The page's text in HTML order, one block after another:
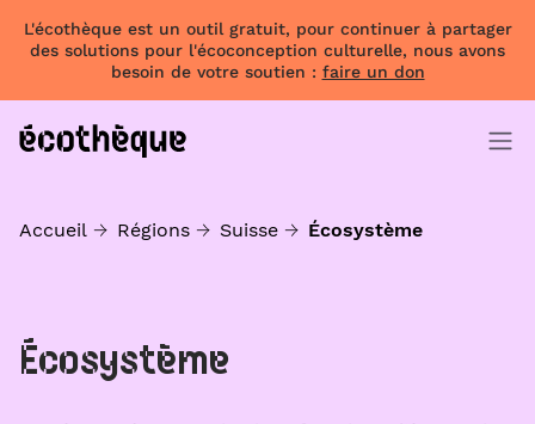
L'écothèque est un outil gratuit, pour continuer à partager
des solutions pour l'écoconception culturelle, nous avons
besoin de votre soutien : faire un don
Accueil Régions Suisse Écosystème
Écosystème